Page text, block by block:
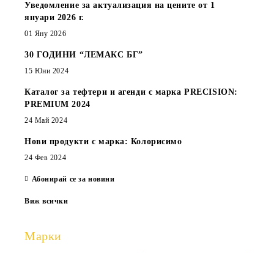
Уведомление за актуализация на цените от 1
януари 2026 г.
01 Яну 2026
30 ГОДИНИ “ЛЕМАКС БГ”
15 Юни 2024
Каталог за тефтери и агенди с марка PRECISION:
PREMIUM 2024
24 Май 2024
Нови продукти с марка: Колорисимо
24 Фев 2024
Абонирай се за новини
Виж всички
Марки